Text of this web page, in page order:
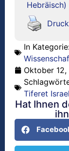
Hebräisch)
In
Oktober
Tiferet Israel
Hat Ihnen